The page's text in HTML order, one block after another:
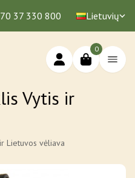
37 330 800 Lietuvių
0
Vytis ir
Lietuvos vėliava